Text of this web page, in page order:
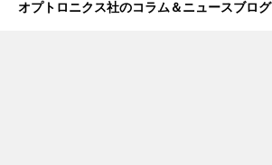
オプトロニクス社のコラム＆ニュースブログ